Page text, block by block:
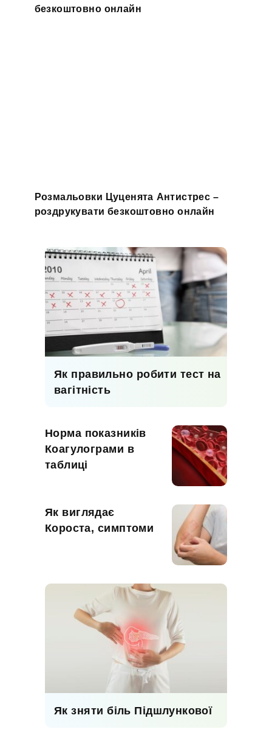
безкоштовно онлайн
Розмальовки Цуценята Антистрес –
роздрукувати безкоштовно онлайн
Як правильно робити тест на
вагітність
Норма показників
Коагулограми в
таблиці
Як виглядає
Короста, симптоми
Як зняти біль Підшлункової